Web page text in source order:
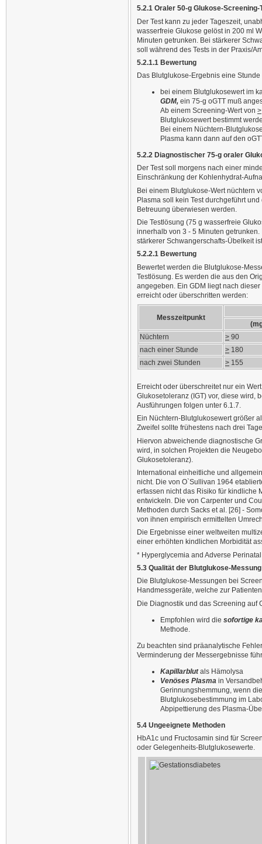
5.2.1 Oraler 50-g Glukose-Screening-
Der Test kann zu jeder Tageszeit,
wasserfreie Glukose gelöst in 200 ml
Minuten getrunken. Bei stärkerer
soll während des Tests in der Praxis/
5.2.1.1 Bewertung
Das Blutglukose-Ergebnis eine
bei einem Blutglukosewert im
GDM, ein 75-g oGTT muß
Ab einem Screening-Wert von >
Blutglukosewert bestimmt
Bei einem Nüchtern-
Plasma kann dann auf den
5.2.2 Diagnostischer 75-g oraler
Der Test soll morgens nach einer
Einschränkung der Kohlenhydrat-
Bei einem Blutglukose-Wert nüchtern
Plasma soll kein Test durchgeführt
Betreuung überwiesen werden.
Die Testlösung (75 g wasserfreie
innerhalb von 3 - 5 Minuten
stärkerer Schwangerschafts-Übelkeit
5.2.2.1 Bewertung
Bewertet werden die Blutglukose-
Testlösung. Es werden die aus den
angegeben. Ein GDM liegt nach
erreicht oder überschritten werden:
Messzeitpunkt
Nüchtern
> 90
nach einer Stunde
> 180
nach zwei Stunden
> 155
Erreicht oder überschreitet nur ein
Glukosetoleranz (IGT) vor, diese wird,
Ausführungen folgen unter 6.1.7.
Ein Nüchtern-Blutglukosewert größer
Zweifel sollte frühestens nach drei
Hiervon abweichende diagnostische
wird, in solchen Projekten die
Glukosetoleranz).
International einheitliche und
nicht. Die von O`Sullivan 1964
erfassen nicht das Risiko für kindliche
entwickeln. Die von Carpenter und
Methoden durch Sacks et al. [26] -
von ihnen empirisch ermittelten
Die Ergebnisse einer weltweiten
einer erhöhten kindlichen Morbidität
* Hyperglycemia and Adverse
5.3 Qualität der Blutglukose-Messung
Die Blutglukose-Messungen bei
Handmessgeräte, welche zur
Die Diagnostik und das Screening auf
Empfohlen wird die sofortige
Methode.
Zu beachten sind präanalytische
Verminderung der Messergebnisse
Kapillarblutals Hämolysa
Venöses Plasma in
Gerinnungshemmung, wenn
Blutglukosebestimmung im
Abpipettierung des Plasma-
5.4 Ungeeignete Methoden
HbA1c und Fructosamin sind für
oder Gelegenheits-Blutglukosewerte.